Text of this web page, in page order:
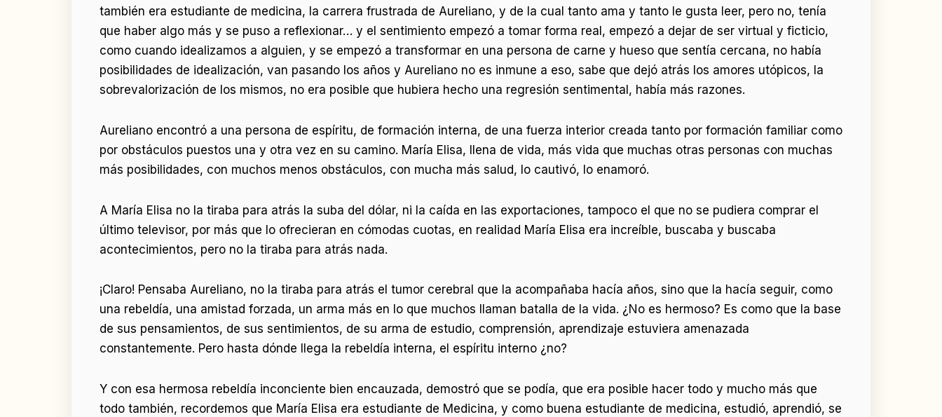
también era estudiante de medicina, la carrera frustrada de Aureliano, y de la cual tanto ama y tanto le gusta leer, pero no, tenía
que haber algo más y se puso a reflexionar… y el sentimiento empezó a tomar forma real, empezó a dejar de ser virtual y ficticio,
como cuando idealizamos a alguien, y se empezó a transformar en una persona de carne y hueso que sentía cercana, no había
posibilidades de idealización, van pasando los años y Aureliano no es inmune a eso, sabe que dejó atrás los amores utópicos, la
sobrevalorización de los mismos, no era posible que hubiera hecho una regresión sentimental, había más razones.
Aureliano encontró a una persona de espíritu, de formación interna, de una fuerza interior creada tanto por formación familiar como
por obstáculos puestos una y otra vez en su camino. María Elisa, llena de vida, más vida que muchas otras personas con muchas
más posibilidades, con muchos menos obstáculos, con mucha más salud, lo cautivó, lo enamoró.
A María Elisa no la tiraba para atrás la suba del dólar, ni la caída en las exportaciones, tampoco el que no se pudiera comprar el
último televisor, por más que lo ofrecieran en cómodas cuotas, en realidad María Elisa era increíble, buscaba y buscaba
acontecimientos, pero no la tiraba para atrás nada.
¡Claro! Pensaba Aureliano, no la tiraba para atrás el tumor cerebral que la acompañaba hacía años, sino que la hacía seguir, como
una rebeldía, una amistad forzada, un arma más en lo que muchos llaman batalla de la vida. ¿No es hermoso? Es como que la base
de sus pensamientos, de sus sentimientos, de su arma de estudio, comprensión, aprendizaje estuviera amenazada
constantemente. Pero hasta dónde llega la rebeldía interna, el espíritu interno ¿no?
Y con esa hermosa rebeldía inconciente bien encauzada, demostró que se podía, que era posible hacer todo y mucho más que
todo también, recordemos que María Elisa era estudiante de Medicina, y como buena estudiante de medicina, estudió, aprendió, se